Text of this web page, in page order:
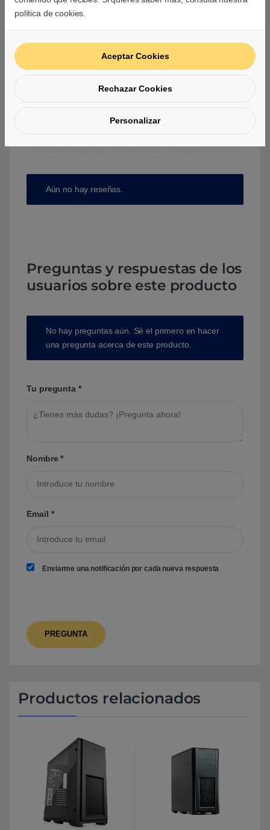
0
Agrega una reseña
Debesaccederpara publicar una valoración.
Aún no hay reseñas.
Preguntas y respuestas de los
usuarios sobre este producto
No hay preguntas aún. Sé el primero en hacer
una pregunta acerca de este producto.
Tu pregunta *
Nombre*
Email *
Enviarme una notificación por cada nueva respuesta
Productos relacionados
política de cookies.
Aceptar Cookies
Rechazar Cookies
Personalizar